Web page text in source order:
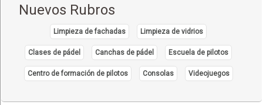
Nuevos Rubros
Limpieza de fachadas Limpieza de vidrios
Clases de pádel Canchas de pádel Escuela de pilotos
Centro de formación de pilotos Consolas Videojuegos